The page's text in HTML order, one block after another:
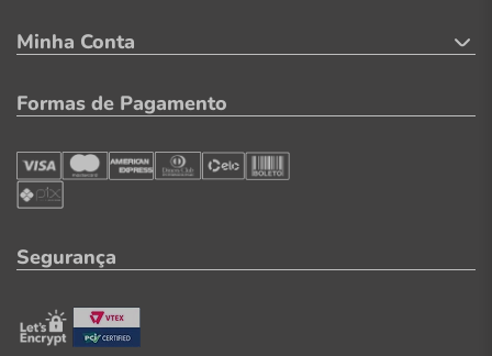
Minha Conta
Formas de Pagamento
Segurança